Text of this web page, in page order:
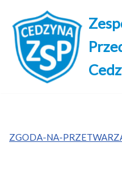
Przejdź
do
treści
ZGODA-NA-